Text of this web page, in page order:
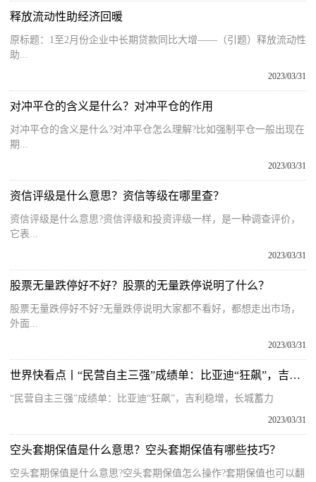
释放流动性助经济回暖
原标题：1至2月份企业中长期贷款同比大增——（引题）释放流动性
助...
2023/03/31
对冲平仓的含义是什么？对冲平仓的作用
对冲平仓的含义是什么?对冲平仓怎么理解?比如强制平仓一般出现在
期...
2023/03/31
资信评级是什么意思？资信等级在哪里查？
资信评级是什么意思?资信评级和投资评级一样，是一种调查评价，
它表...
2023/03/31
股票无量跌停好不好？股票的无量跌停说明了什么？
股票无量跌停好不好?无量跌停说明大家都不看好，都想走出市场，
外面...
2023/03/31
世界快看点丨“民营自主三强”成绩单：比亚迪“狂飙”，吉利稳增，长城蓄力
“民营自主三强”成绩单：比亚迪“狂飙”，吉利稳增，长城蓄力
2023/03/31
空头套期保值是什么意思？空头套期保值有哪些技巧？
空头套期保值是什么意思?空头套期保值怎么操作?套期保值也可以翻